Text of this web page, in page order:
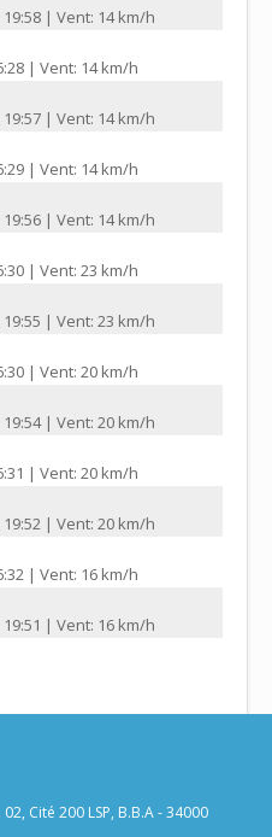
| Vent: 14 km/h
| Vent: 14 km/h
| Vent: 14 km/h
| Vent: 14 km/h
| Vent: 14 km/h
| Vent: 23 km/h
| Vent: 23 km/h
| Vent: 20 km/h
| Vent: 20 km/h
| Vent: 20 km/h
| Vent: 20 km/h
| Vent: 16 km/h
| Vent: 16 km/h
02, Cité 200 LSP, B.B.A - 34000